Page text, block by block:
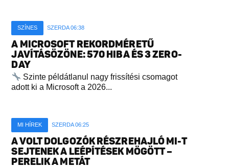
SZÍNES SZERDA 06:38
A MICROSOFT REKORDMÉRETŰ
JAVÍTÁSÖZÖNE: 570 HIBA ÉS 3 ZERO-
DAY
Szinte példátlanul nagy frissítési csomagot
adott ki a Microsoft a 2026...
MI HÍREK SZERDA 06:25
A VOLT DOLGOZÓK RÉSZREHAJLÓ MI-T
SEJTENEK A LEÉPÍTÉSEK MÖGÖTT –
PERELIK A METÁT